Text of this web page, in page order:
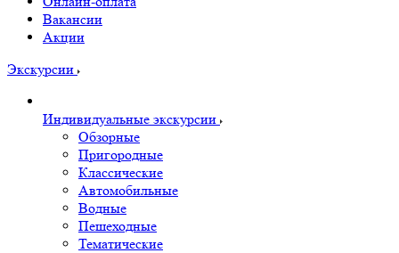
Вакансии
Акции
Экскурсии
Индивидуальные экскурсии
Обзорные
Пригородные
Классические
Автомобильные
Водные
Пешеходные
Тематические